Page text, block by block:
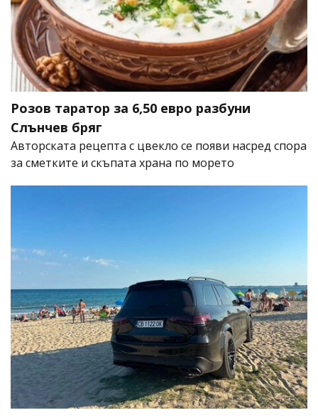
Розов таратор за 6,50 евро разбуни
Слънчев бряг
Авторската рецепта с цвекло се появи насред спора
за сметките и скъпата храна по морето